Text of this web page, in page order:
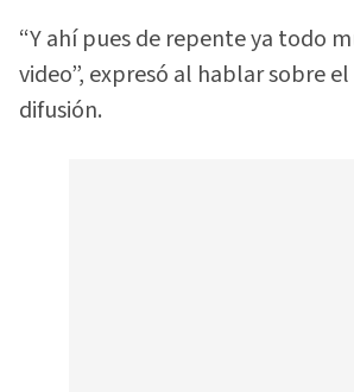
“Y ahí pues de repente ya todo
video”, expresó al hablar sobre
difusión.